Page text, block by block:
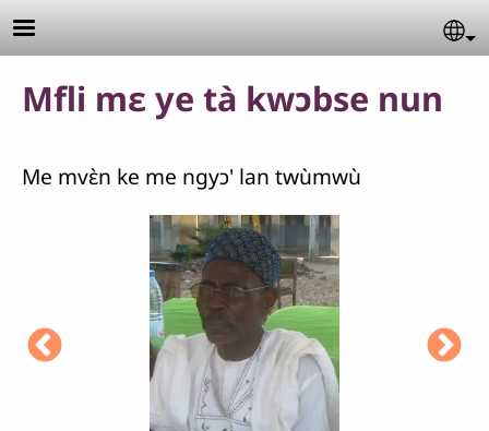
Aller au contenu principal
Mfli mɛ ye tà kwɔbse nun
Me mvɛ̀n ke me ngyɔ' lan twùmwù